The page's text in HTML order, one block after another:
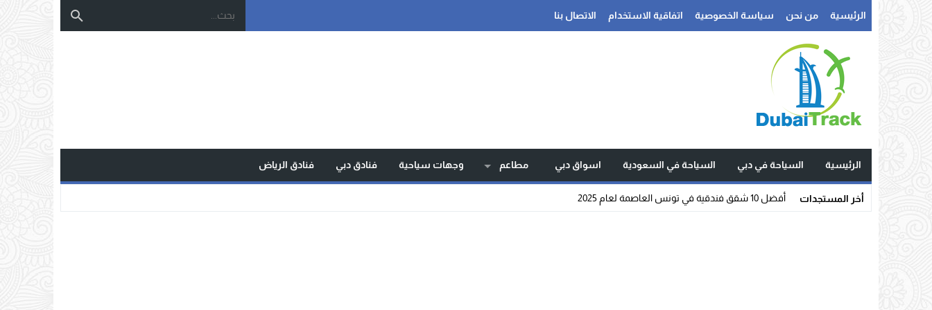
الرئيسية من نحن سياسة الخصوصية اتفاقية الاستخدام الاتصال بنا
الرئيسية السياحة في دبي السياحة في السعودية اسواق دبي مطاعم وجهات سياحية فنادق دبي فنادق الرياض
أخر المستجدات شقق _